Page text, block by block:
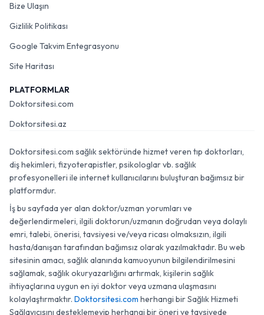
Bize Ulaşın
Gizlilik Politikası
Google Takvim Entegrasyonu
Site Haritası
PLATFORMLAR
Doktorsitesi.com
Doktorsitesi.az
Doktorsitesi.com sağlık sektöründe hizmet veren tıp doktorları,
diş hekimleri, fizyoterapistler, psikologlar vb. sağlık
profesyonelleri ile internet kullanıcılarını buluşturan bağımsız bir
platformdur.
İş bu sayfada yer alan doktor/uzman yorumları ve
değerlendirmeleri, ilgili doktorun/uzmanın doğrudan veya dolaylı
emri, talebi, önerisi, tavsiyesi ve/veya ricası olmaksızın, ilgili
hasta/danışan tarafından bağımsız olarak yazılmaktadır. Bu web
sitesinin amacı, sağlık alanında kamuoyunun bilgilendirilmesini
sağlamak, sağlık okuryazarlığını artırmak, kişilerin sağlık
ihtiyaçlarına uygun en iyi doktor veya uzmana ulaşmasını
kolaylaştırmaktır. Doktorsitesi.com herhangi bir Sağlık Hizmeti
Sağlayıcısını desteklemeyip herhangi bir öneri ve tavsiyede